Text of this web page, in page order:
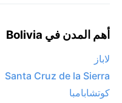
أهم المدن في Bolivia
لاباز
Santa Cruz de la Sierra
كوتشابامبا